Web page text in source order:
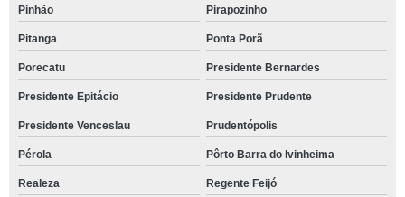
Pinhão Pirapozinho
Pitanga Ponta Porã
Porecatu Presidente Bernardes
Presidente Epitácio Presidente Prudente
Presidente Venceslau Prudentópolis
Pérola Pôrto Barra do Ivinheima
Realeza Regente Feijó